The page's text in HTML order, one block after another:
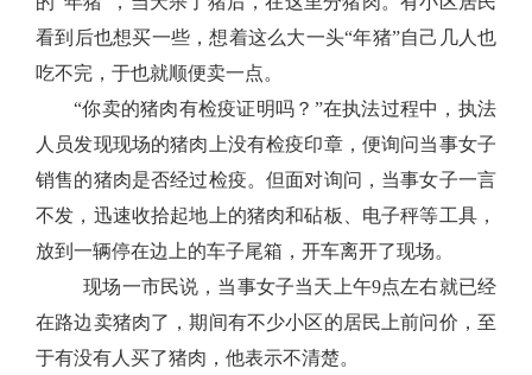
看到后也想买一些，想着这么大一头“年猪”自己几人也
吃不完，于也就顺便卖一点。
“你卖的猪肉有检疫证明吗？”在执法过程中，执法
人员发现现场的猪肉上没有检疫印章，便询问当事女子
销售的猪肉是否经过检疫。但面对询问，当事女子一言
不发，迅速收拾起地上的猪肉和砧板、电子秤等工具，
放到一辆停在边上的车子尾箱，开车离开了现场。
现场一市民说，当事女子当天上午9点左右就已经
在路边卖猪肉了，期间有不少小区的居民上前问价，至
于有没有人买了猪肉，他表示不清楚。